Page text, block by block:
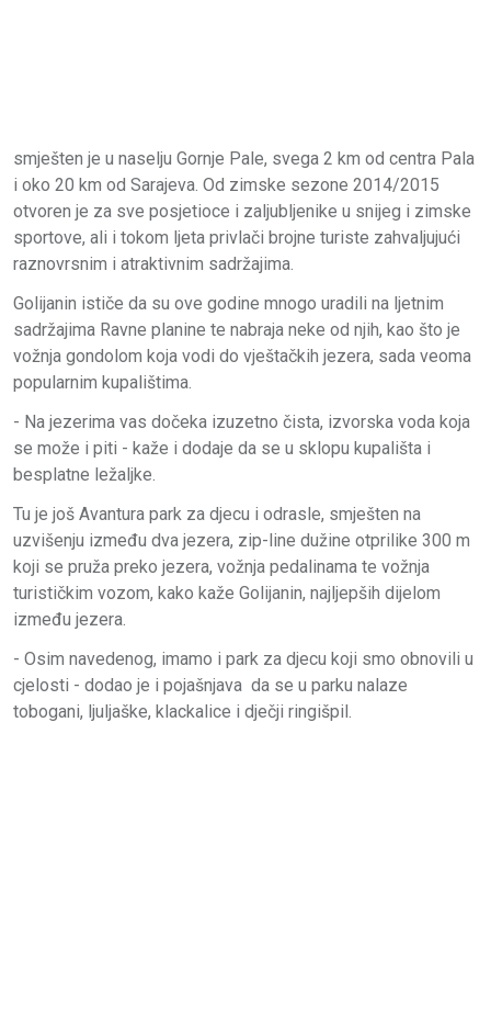
smješten je u naselju Gornje Pale, svega 2 km od centra Pala
i oko 20 km od Sarajeva. Od zimske sezone 2014/2015
otvoren je za sve posjetioce i zaljubljenike u snijeg i zimske
sportove, ali i tokom ljeta privlači brojne turiste zahvaljujući
raznovrsnim i atraktivnim sadržajima.
Golijanin ističe da su ove godine mnogo uradili na ljetnim
sadržajima Ravne planine te nabraja neke od njih, kao što je
vožnja gondolom koja vodi do vještačkih jezera, sada veoma
popularnim kupalištima.
- Na jezerima vas dočeka izuzetno čista, izvorska voda koja
se može i piti - kaže i dodaje da se u sklopu kupališta i
besplatne ležaljke.
Tu je još Avantura park za djecu i odrasle, smješten na
uzvišenju između dva jezera, zip-line dužine otprilike 300 m
koji se pruža preko jezera, vožnja pedalinama te vožnja
turističkim vozom, kako kaže Golijanin, najljepših dijelom
između jezera.
- Osim navedenog, imamo i park za djecu koji smo obnovili u
cjelosti - dodao je i pojašnjava da se u parku nalaze
tobogani, ljuljaške, klackalice i dječji ringišpil.